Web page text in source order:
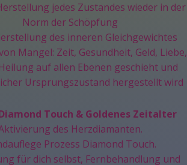
jedes Zustandes wieder in der
Norm der Schöpfung
des inneren Gleichgewichtes
Mangel: Zeit, Gesundheit, Geld, Liebe,
auf allen Ebenen geschieht und
Ursprungszustand hergestellt wird
Touch & Goldenes Zeitalter
des Herzdiamanten.
Prozess Diamond Touch.
für dich selbst, Fernbehandlung und